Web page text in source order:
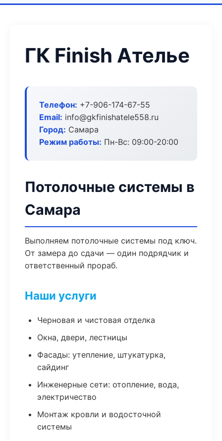
ГК Finish Ателье
Телефон: +7-906-174-67-55
Email: info@gkfinishatele558.ru
Город: Самара
Режим работы: Пн-Вс: 09:00-20:00
Потолочные системы в
Самара
Выполняем потолочные системы под ключ.
От замера до сдачи — один подрядчик и
ответственный прораб.
Наши услуги
Черновая и чистовая отделка
Окна, двери, лестницы
Фасады: утепление, штукатурка,
сайдинг
Инженерные сети: отопление, вода,
электричество
Монтаж кровли и водосточной
системы